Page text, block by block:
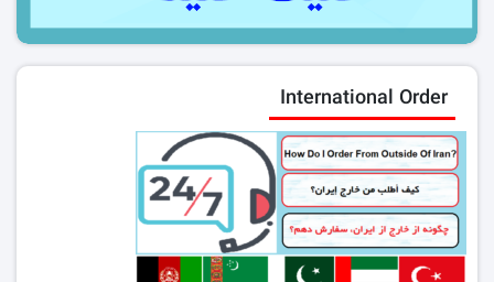
International Order